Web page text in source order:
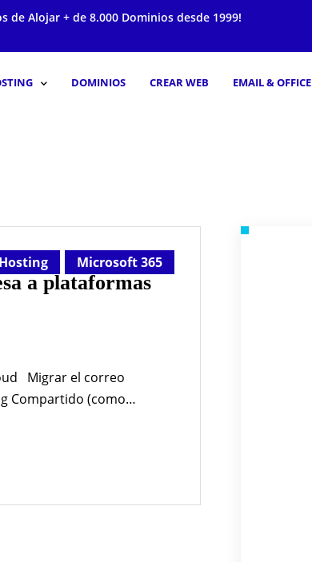
de Alojar + de 8.000 Dominios desde 1999!
DOMINIOS CREAR WEB EMAIL & OFFICE
Hosting Microsoft 365
a plataformas
Migrar el correo
Compartido (como
concretos. Aquí